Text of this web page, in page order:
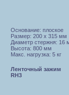
Основание: плоское
Размер: 200 х 315 мм
Диаметр стержня: 16
Высота: 800 мм
Макс. нагрузка: 5 кг
Ленточный зажим
RH3